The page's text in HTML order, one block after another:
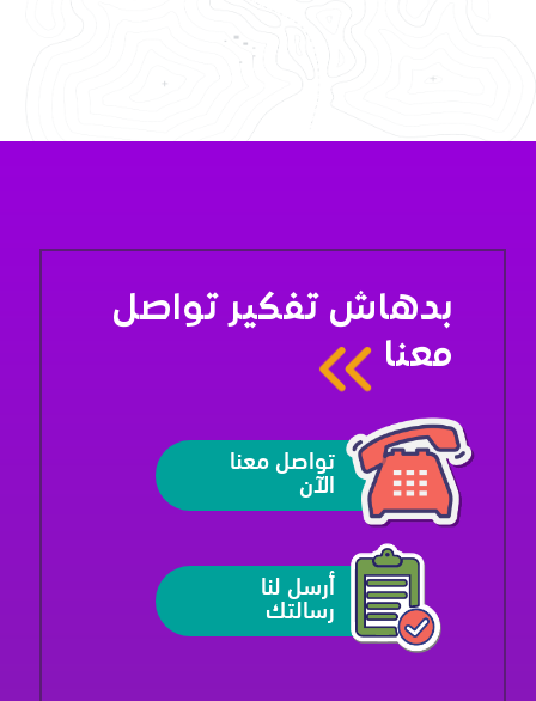
بدهاش تفكير تواصل
معنا
تواصل معنا
الآن
أرسل لنا
رسالتك